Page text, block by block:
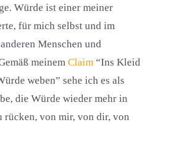
Würde ist einer meiner
für mich selbst und im
Menschen und
meinem Claim “Ins Kleid
weben” sehe ich es als
die Würde wieder mehr in
rücken, von mir, von dir, von